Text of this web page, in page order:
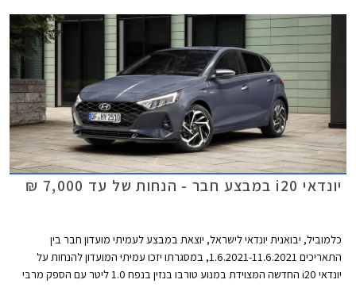
ייערך בכל אולמות התצוגה של יונדאי ברחבי הארץ.
יונדאי i20 במבצע חבר - הנחות של עד 7,000 ₪
כלמוביל, יבואנית יונדאי לישראל, יוצאת במבצע לעמיתי מועדון חבר בין
התאריכים 1.6.2021-11.6.2021, במסגרתו יזכו עמיתי המועדון להנחות על
יונדאי i20 החדשה המצוידת במנוע טורבו בנזין בנפח 1.0 ליטר עם הספק מרבי